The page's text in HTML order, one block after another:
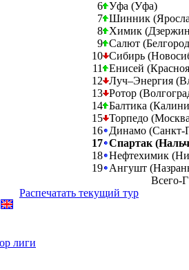
6 Уфа (Уфа)
7 Шинник
8 Химик
9 Салют
10 Сибирь
11
Енисей
12 Луч–Энергия
13 Ротор
14 Балтика
15 Торпедо
16 Динамо (Санкт-
17 Спартак
18 Нефтехимик
19 Ангушт
Распечатать текущий тур
лиги